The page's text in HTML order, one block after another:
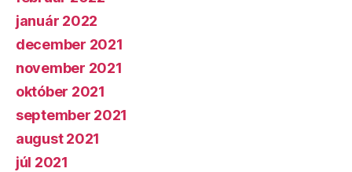
január 2022
december 2021
november 2021
október 2021
september 2021
august 2021
júl 2021